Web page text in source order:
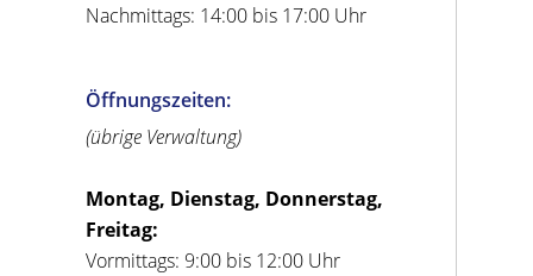
Nachmittags: 14:00 bis 17:00 Uhr
Öffnungszeiten:
(übrige Verwaltung)
Montag, Dienstag, Donnerstag,
Freitag:
Vormittags: 9:00 bis 12:00 Uhr